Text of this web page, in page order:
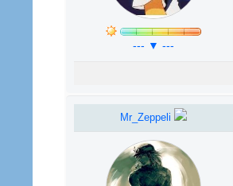
--- ▼ ---
Mr_Zeppeli